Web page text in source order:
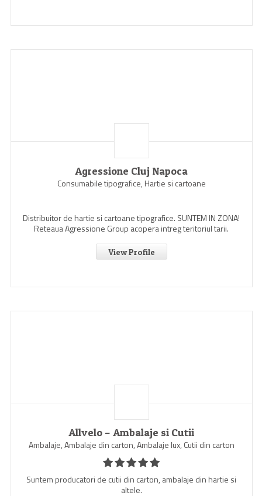
Agressione Cluj Napoca
Consumabile tipografice, Hartie si cartoane
Distribuitor de hartie si cartoane tipografice. SUNTEM IN ZONA!
Reteaua Agressione Group acopera intreg teritoriul tarii.
View Profile
Allvelo – Ambalaje si Cutii
Ambalaje, Ambalaje din carton, Ambalaje lux, Cutii din carton
Suntem producatori de cutii din carton, ambalaje din hartie si
altele.